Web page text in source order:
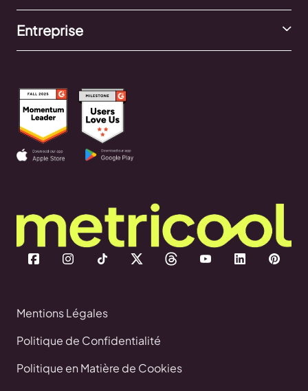
Entreprise
Mentions Légales
Politique de Confidentialité
Politique en Matière de Cookies